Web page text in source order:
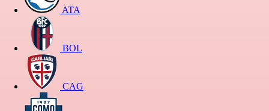
ATA
BOL
CAG